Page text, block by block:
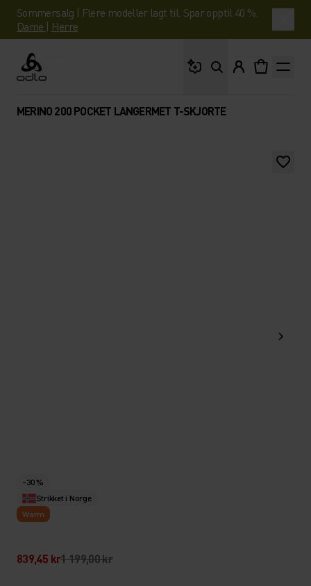
Sommersalg | Flere modeller lagt til. Spar opptil 40 %.
Dame | Herre
Odlo
MERINO 200 POCKET LANGERMET T-SKJORTE
-30 %
Strikket i Norge
Warm
839,45 kr1 199,00 kr